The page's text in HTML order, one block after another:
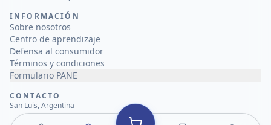
INFORMACIÓN
Sobre nosotros
Centro de aprendizaje
Defensa al consumidor
Términos y condiciones
Formulario PANE
CONTACTO
San Luis, Argentina